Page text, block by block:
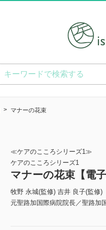
マナーの花束
≪ケアのこころシリーズ1≫
ケアのこころシリーズ1
マナーの花束【電子
牧野 永城(監修) 吉井 良子(監修)
元聖路加国際病院院長／聖路加